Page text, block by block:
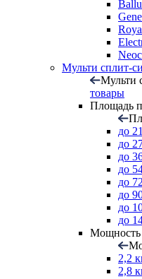
Ballu
Мульти сплит-
Мульти
товары
Площадь
до
до
до
до
до
до
до
до
Мощность
2,2
2,8